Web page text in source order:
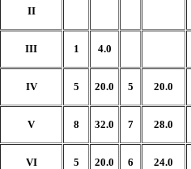
II
III 1 4.0
IV 5 20.0 5 20.0
V 8 32.0 7 28.0
VI 5 20.0 6 24.0